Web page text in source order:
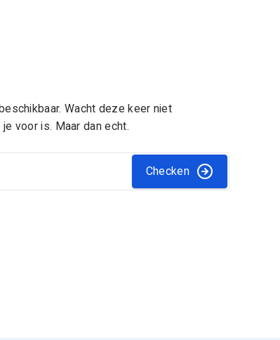
Wacht deze keer niet
voor is. Maar dan echt.
Checken